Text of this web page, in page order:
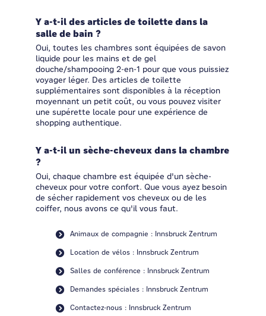
Y a-t-il des articles de toilette dans la
salle de bain ?
Oui, toutes les chambres sont équipées de savon
liquide pour les mains et de gel
douche/shampooing 2-en-1 pour que vous puissiez
voyager léger. Des articles de toilette
supplémentaires sont disponibles à la réception
moyennant un petit coût, ou vous pouvez visiter
une supérette locale pour une expérience de
shopping authentique.
Y a-t-il un sèche-cheveux dans la chambre
?
Oui, chaque chambre est équipée d'un sèche-
cheveux pour votre confort. Que vous ayez besoin
de sécher rapidement vos cheveux ou de les
coiffer, nous avons ce qu'il vous faut.
Animaux de compagnie : Innsbruck Zentrum
Location de vélos : Innsbruck Zentrum
Salles de conférence : Innsbruck Zentrum
Demandes spéciales : Innsbruck Zentrum
Contactez-nous : Innsbruck Zentrum